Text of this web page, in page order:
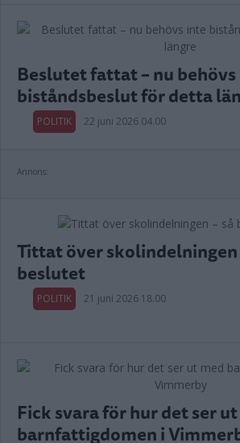
Beslutet fattat – nu
biståndsbeslut för detta
POLITIK 22 juni 2026 04.00
Annons:
Tittat över skolindelningen
beslutet
POLITIK 21 juni 2026 18.00
Fick svara för hur det ser
barnfattigdomen i